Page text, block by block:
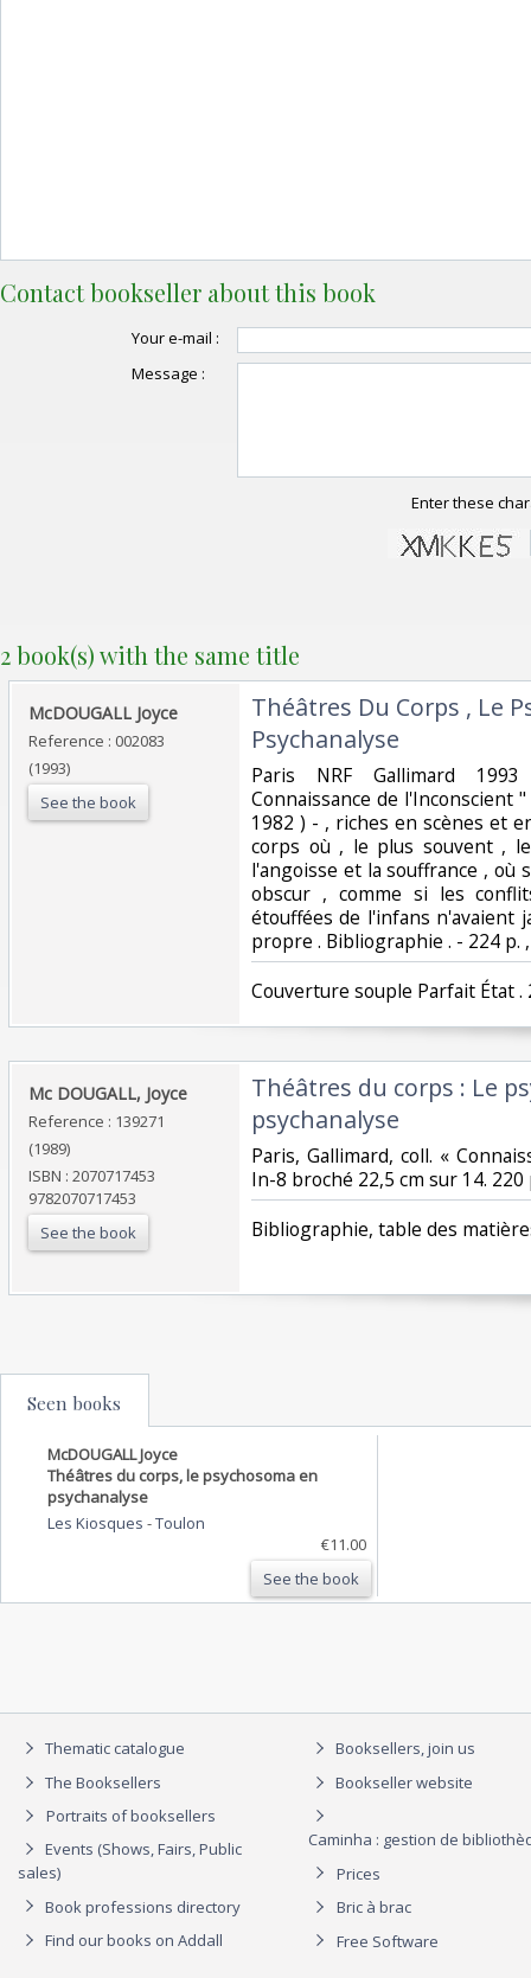
Contact bookseller about this book
Your e-mail :
Message :
Enter these
2 book(s) with the same title
‎McDOUGALL Joyce‎
Reference : 002083
(1993)
See the book
‎Théâtres Du Corps , Le
Psychanalyse‎
‎Paris NRF Gallimard
Connaissance de l'Inconscient
1982 ) - , riches en scènes et
corps où , le plus souvent ,
l'angoisse et la souffrance , où
obscur , comme si les
étouffées de l'infans n'avaient
propre . Bibliographie . - 224 p.
‎Couverture souple Parfait État .
‎Mc DOUGALL, Joyce‎
Reference : 139271
(1989)
ISBN : 2070717453
9782070717453
See the book
‎Théâtres du corps : Le
psychanalyse‎
‎Paris, Gallimard, coll. «
In-8 broché 22,5 cm sur 14. 220
‎Bibliographie, table des
Seen books
McDOUGALL Joyce
Théâtres du corps, le psychosoma en
psychanalyse
Les Kiosques -Toulon
€11.00
See the book
Thematic catalogue
The Booksellers
Portraits of booksellers
Events (Shows, Fairs, Public
sales)
Book professions directory
Find our books on Addall
Booksellers, join us
Bookseller website
Caminha : gestion de
Prices
Bric à brac
Free Software